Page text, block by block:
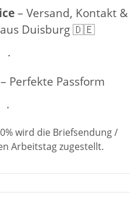
– Versand, Kontakt &
Duisburg 🇩🇪
·
– Perfekte Passform
·
wird die Briefsendung /
Arbeitstag zugestellt.